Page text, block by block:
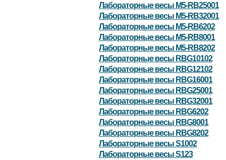
Лабораторные весы M5-RB25001
Лабораторные весы M5-RB32001
Лабораторные весы M5-RB6202
Лабораторные весы M5-RB8001
Лабораторные весы M5-RB8202
Лабораторные весы RBG10102
Лабораторные весы RBG12102
Лабораторные весы RBG16001
Лабораторные весы RBG25001
Лабораторные весы RBG32001
Лабораторные весы RBG6202
Лабораторные весы RBG8001
Лабораторные весы RBG8202
Лабораторные весы S1002
Лабораторные весы S123